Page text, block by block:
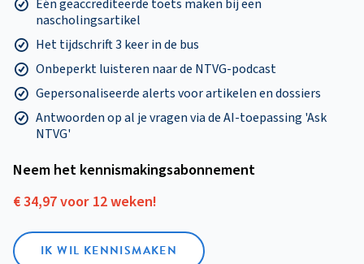
Eén geaccrediteerde toets maken bij een
nascholingsartikel
Het tijdschrift 3 keer in de bus
Onbeperkt luisteren naar de NTVG-podcast
Gepersonaliseerde alerts voor artikelen en dossiers
Antwoorden op al je vragen via de AI-toepassing 'Ask
NTVG'
Neem het kennismakings­abonnement
€ 34,97 voor 12 weken!
IK WIL KENNISMAKEN